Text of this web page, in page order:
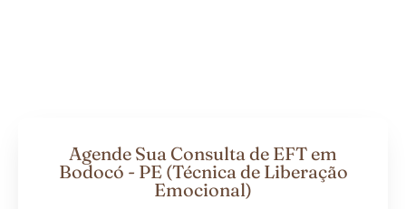
Agende Sua Consulta de EFT em
Bodocó - PE (Técnica de Liberação
Emocional)